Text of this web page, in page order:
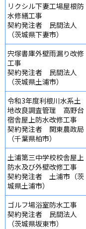
リクシル下妻工場屋根防
水修繕工事
契約発注者 民間法人
（茨城県下妻市）
宍塚書庫外壁雨漏り改修
工事
契約発注者 民間法人
（茨城県土浦市）
令和3年度利根川水系土
地改良調査管理 高野台
宿舎屋上防水改修工事
契約発注者 関東農政局
（千葉県柏市）
土浦第三中学校校舎屋上
防水及び外壁改修工事
契約発注者 土浦市（茨
城県土浦市）
ゴルフ場浴室防水工事
契約発注者 民間法人
（茨城県坂東市）